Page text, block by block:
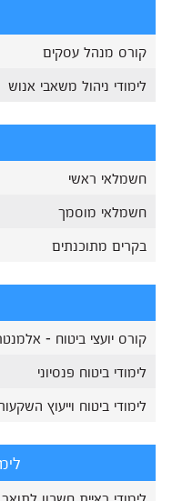
קורס מנהל עסקים
לימודי ניהול משאבי אנוש
חשמלאי ראשי
חשמלאי מוסמך
בקרים מתוכנתים
קורס יועצי ביטוח -
לימודי ביטוח פנסיוני
לימודי ביטוח וייעוץ